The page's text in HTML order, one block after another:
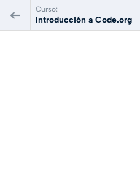
Curso:
Introducción a Code.org